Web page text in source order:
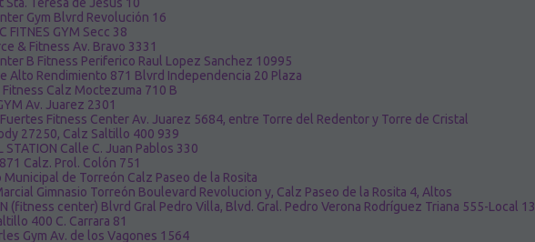
Sta. Teresa de Jesús 10
Gym Blvrd Revolución 16
FITNES GYM Secc 38
& Fitness Av. Bravo 3331
B Fitness Periferico Raul Lopez Sanchez 10995
Alto Rendimiento 871 Blvrd Independencia 20 Plaza
Fitness Calz Moctezuma 710 B
Av. Juarez 2301
Fitness Center Av. Juarez 5684, entre Torre del Redentor y Torre de Cristal
27250, Calz Saltillo 400 939
STATION Calle C. Juan Pablos 330
Calz. Prol. Colón 751
Municipal de Torreón Calz Paseo de la Rosita
Gimnasio Torreón Boulevard Revolucion y, Calz Paseo de la Rosita 4, Altos
(fitness center) Blvrd Gral Pedro Villa, Blvd. Gral. Pedro Verona Rodríguez Triana 555-Local 13
400 C. Carrara 81
Gym Av. de los Vagones 1564